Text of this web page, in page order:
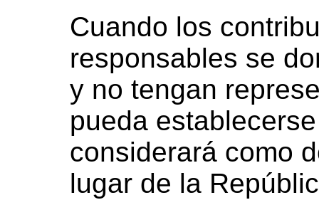
Cuando los
responsables se
y no tengan
pueda
considerará como
lugar de la